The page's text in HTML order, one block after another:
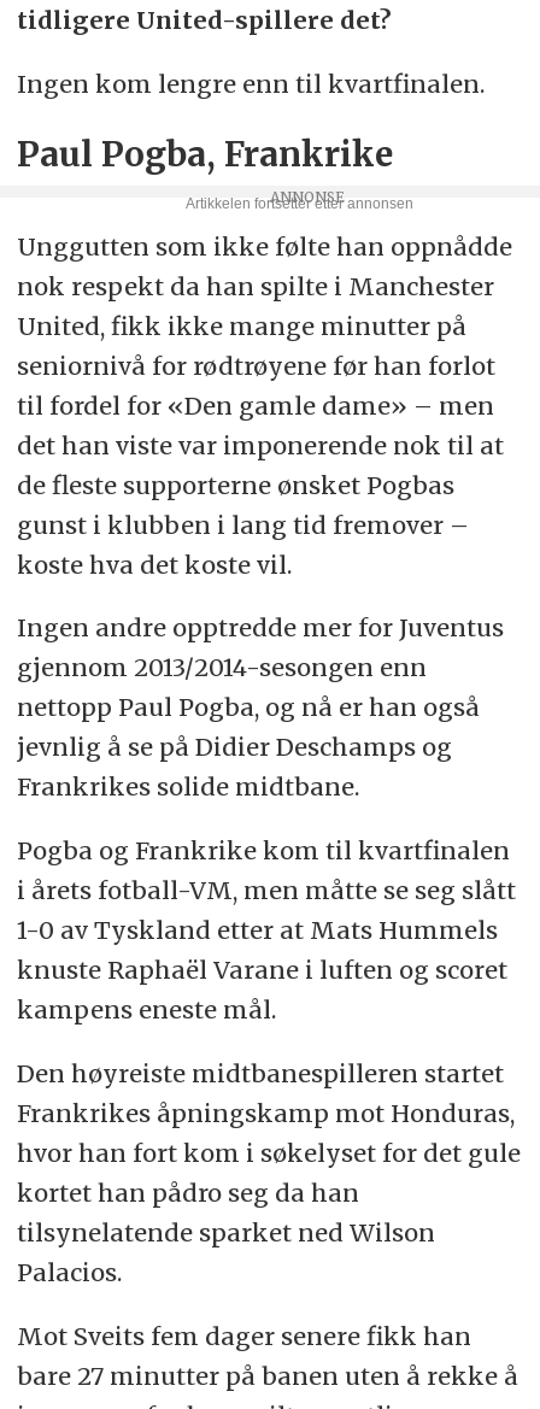
tidligere United-spillere det?
Ingen kom lengre enn til kvartfinalen.
Paul Pogba, Frankrike
Unggutten som ikke følte han oppnådde
nok respekt da han spilte i Manchester
United, fikk ikke mange minutter på
seniornivå for rødtrøyene før han forlot
til fordel for «Den gamle dame» – men
det han viste var imponerende nok til at
de fleste supporterne ønsket Pogbas
gunst i klubben i lang tid fremover –
koste hva det koste vil.
Ingen andre opptredde mer for Juventus
gjennom 2013/2014-sesongen enn
nettopp Paul Pogba, og nå er han også
jevnlig å se på Didier Deschamps og
Frankrikes solide midtbane.
Pogba og Frankrike kom til kvartfinalen
i årets fotball-VM, men måtte se seg slått
1-0 av Tyskland etter at Mats Hummels
knuste Raphaël Varane i luften og scoret
kampens eneste mål.
Den høyreiste midtbanespilleren startet
Frankrikes åpningskamp mot Honduras,
hvor han fort kom i søkelyset for det gule
kortet han pådro seg da han
tilsynelatende sparket ned Wilson
Palacios.
Mot Sveits fem dager senere fikk han
bare 27 minutter på banen uten å rekke å